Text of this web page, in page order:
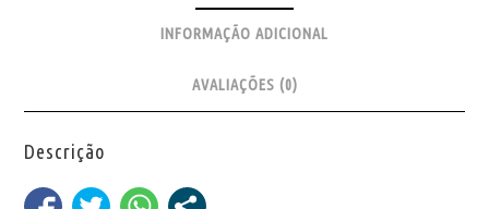
INFORMAÇÃO ADICIONAL
AVALIAÇÕES (0)
Descrição